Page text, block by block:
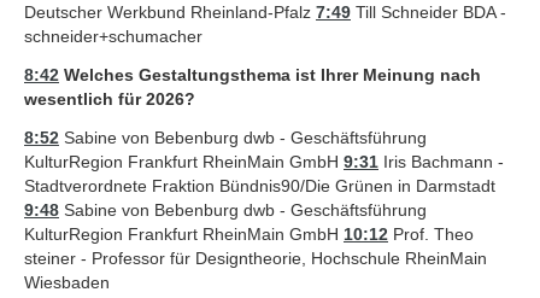
Deutscher Werkbund Rheinland-Pfalz 7:49 Till Schneider BDA -
schneider+schumacher
8:42 Welches Gestaltungsthema ist Ihrer Meinung nach
wesentlich für 2026?
8:52 Sabine von Bebenburg dwb - Geschäftsführung
KulturRegion Frankfurt RheinMain GmbH 9:31 Iris Bachmann -
Stadtverordnete Fraktion Bündnis90/Die Grünen in Darmstadt
9:48 Sabine von Bebenburg dwb - Geschäftsführung
KulturRegion Frankfurt RheinMain GmbH 10:12 Prof. Theo
steiner - Professor für Designtheorie, Hochschule RheinMain
Wiesbaden